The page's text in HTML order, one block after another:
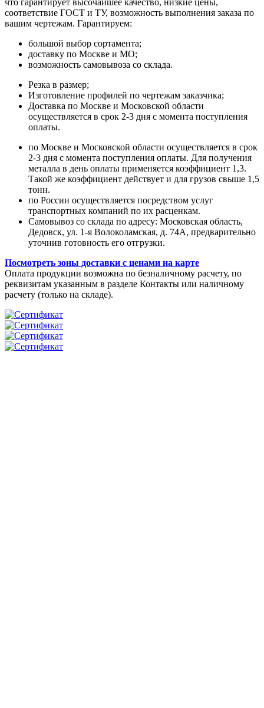
что гарантирует высочайшее качество, низкие цены,
соответствие ГОСТ и ТУ, возможность выполнения заказа по
вашим чертежам. Гарантируем:
большой выбор сортамента;
доставку по Москве и МО;
возможность самовывоза со склада.
Резка в размер;
Изготовление профилей по чертежам заказчика;
Доставка по Москве и Московской области
осуществляется в срок 2-3 дня с момента поступления
оплаты.
по Москве и Московской области осуществляется в срок
2-3 дня с момента поступления оплаты. Для получения
металла в день оплаты применяется коэффициент 1,3.
Такой же коэффициент действует и для грузов свыше 1,5
тонн.
по России осуществляется посредством услуг
транспортных компаний по их расценкам.
Самовывоз со склада по адресу: Московская область,
Дедовск, ул. 1-я Волоколамская, д. 74А, предварительно
уточнив готовность его отгрузки.
Посмотреть зоны доставки с ценами на карте
Оплата продукции возможна по безналичному расчету, по
реквизитам указанным в разделе Контакты или наличному
расчету (только на складе).